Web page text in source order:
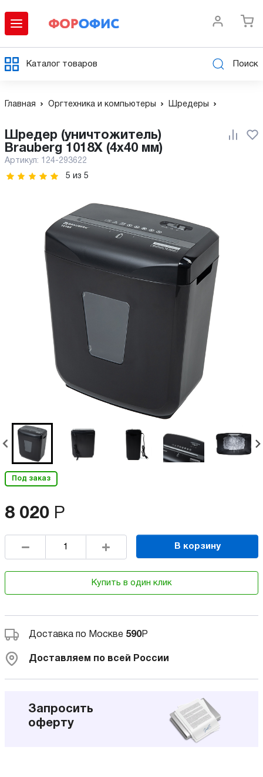
Каталог товаров Поиск
Главная Оргтехника и компьютеры Шредеры
Шредер (уничтожитель)
Brauberg 1018X (4х40 мм)
Артикул: 124-293622
5 из 5
Под заказ
8 020 Р
В корзину
Купить в один клик
Доставка по Москве 590Р
Доставляем по всей России
Запросить
оферту